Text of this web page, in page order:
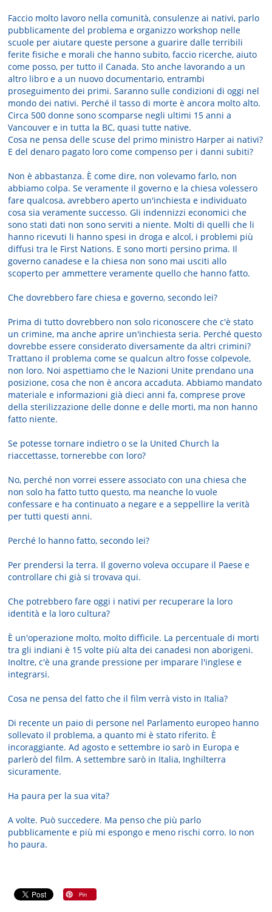
Faccio molto lavoro nella comunità, consulenze ai nativi, parlo
pubblicamente del problema e organizzo workshop nelle
scuole per aiutare queste persone a guarire dalle terribili
ferite fisiche e morali che hanno subito, faccio ricerche, aiuto
come posso, per tutto il Canada. Sto anche lavorando a un
altro libro e a un nuovo documentario, entrambi
proseguimento dei primi. Saranno sulle condizioni di oggi nel
mondo dei nativi. Perché il tasso di morte è ancora molto alto.
Circa 500 donne sono scomparse negli ultimi 15 anni a
Vancouver e in tutta la BC, quasi tutte native.
Cosa ne pensa delle scuse del primo ministro Harper ai nativi?
E del denaro pagato loro come compenso per i danni subiti?
Non è abbastanza. È come dire, non volevamo farlo, non
abbiamo colpa. Se veramente il governo e la chiesa volessero
fare qualcosa, avrebbero aperto un'inchiesta e individuato
cosa sia veramente successo. Gli indennizzi economici che
sono stati dati non sono serviti a niente. Molti di quelli che li
hanno ricevuti li hanno spesi in droga e alcol, i problemi più
diffusi tra le First Nations. E sono morti persino prima. Il
governo canadese e la chiesa non sono mai usciti allo
scoperto per ammettere veramente quello che hanno fatto.
Che dovrebbero fare chiesa e governo, secondo lei?
Prima di tutto dovrebbero non solo riconoscere che c'è stato
un crimine, ma anche aprire un'inchiesta seria. Perché questo
dovrebbe essere considerato diversamente da altri crimini?
Trattano il problema come se qualcun altro fosse colpevole,
non loro. Noi aspettiamo che le Nazioni Unite prendano una
posizione, cosa che non è ancora accaduta. Abbiamo mandato
materiale e informazioni già dieci anni fa, comprese prove
della sterilizzazione delle donne e delle morti, ma non hanno
fatto niente.
Se potesse tornare indietro o se la United Church la
riaccettasse, tornerebbe con loro?
No, perché non vorrei essere associato con una chiesa che
non solo ha fatto tutto questo, ma neanche lo vuole
confessare e ha continuato a negare e a seppellire la verità
per tutti questi anni.
Perché lo hanno fatto, secondo lei?
Per prendersi la terra. Il governo voleva occupare il Paese e
controllare chi già si trovava qui.
Che potrebbero fare oggi i nativi per recuperare la loro
identità e la loro cultura?
È un'operazione molto, molto difficile. La percentuale di morti
tra gli indiani è 15 volte più alta dei canadesi non aborigeni.
Inoltre, c'è una grande pressione per imparare l'inglese e
integrarsi.
Cosa ne pensa del fatto che il film verrà visto in Italia?
Di recente un paio di persone nel Parlamento europeo hanno
sollevato il problema, a quanto mi è stato riferito. È
incoraggiante. Ad agosto e settembre io sarò in Europa e
parlerò del film. A settembre sarò in Italia, Inghilterra
sicuramente.
Ha paura per la sua vita?
A volte. Può succedere. Ma penso che più parlo
pubblicamente e più mi espongo e meno rischi corro. Io non
ho paura.